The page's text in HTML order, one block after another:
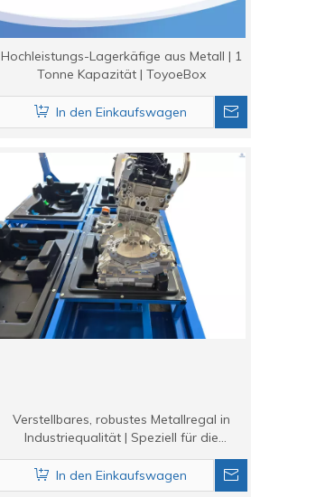
Hochleistungs-Lagerkäfige aus Metall | 1
Tonne Kapazität | ToyoeBox
In den Einkaufswagen
Verstellbares, robustes Metallregal in
Industriequalität | Speziell für die
Lagerung von Kfz-Motoren | TOYOE
In den Einkaufswagen